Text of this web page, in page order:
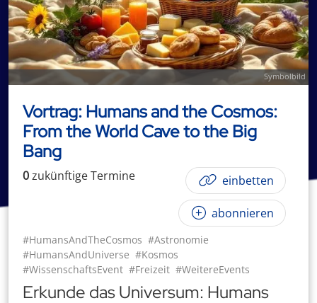
Symbolbild
Vortrag: Humans and the Cosmos:
From the World Cave to the Big
Bang
0zukünftigeTermine einbetten
abonnieren
#HumansAndTheCosmos #Astronomie
#HumansAndUniverse #Kosmos
#WissenschaftsEvent #Freizeit #WeitereEvents
Erkunde das Universum: Humans